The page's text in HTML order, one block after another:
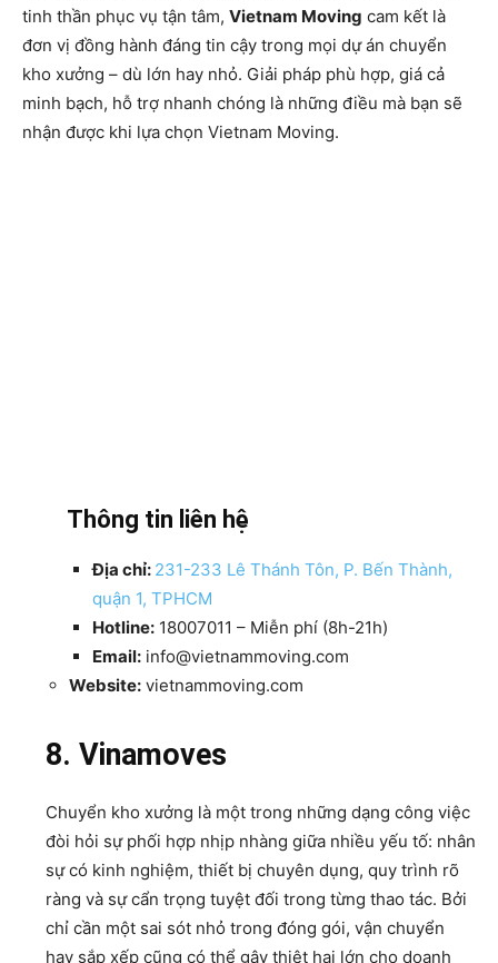
tinh thần phục vụ tận tâm, Vietnam Moving cam kết là
đơn vị đồng hành đáng tin cậy trong mọi dự án chuyển
kho xưởng – dù lớn hay nhỏ. Giải pháp phù hợp, giá cả
minh bạch, hỗ trợ nhanh chóng là những điều mà bạn sẽ
nhận được khi lựa chọn Vietnam Moving.
Thông tin liên hệ
Địa chỉ: 231-233 Lê Thánh Tôn, P. Bến Thành,
quận 1, TPHCM
Hotline: 18007011 – Miễn phí (8h-21h)
Email: info@vietnammoving.com
Website: vietnammoving.com
8. Vinamoves
Chuyển kho xưởng là một trong những dạng công việc
đòi hỏi sự phối hợp nhịp nhàng giữa nhiều yếu tố: nhân
sự có kinh nghiệm, thiết bị chuyên dụng, quy trình rõ
ràng và sự cẩn trọng tuyệt đối trong từng thao tác. Bởi
chỉ cần một sai sót nhỏ trong đóng gói, vận chuyển
hay sắp xếp cũng có thể gây thiệt hại lớn cho doanh